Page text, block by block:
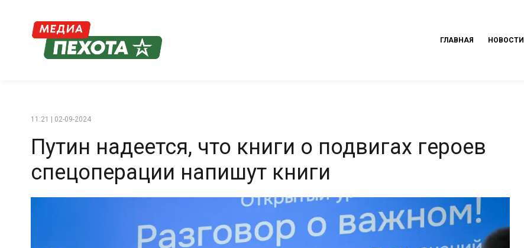
ГЛАВНАЯ НОВОСТИ
11:21 | 02-09-2024
Путин надеется, что книги о подвигах героев
спецоперации напишут книги